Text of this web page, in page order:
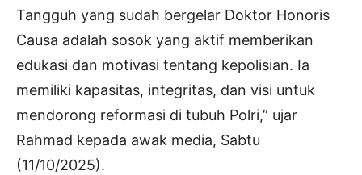
Tangguh yang sudah bergelar Doktor Honoris
Causa adalah sosok yang aktif memberikan
edukasi dan motivasi tentang kepolisian. Ia
memiliki kapasitas, integritas, dan visi untuk
mendorong reformasi di tubuh Polri,” ujar
Rahmad kepada awak media, Sabtu
(11/10/2025).